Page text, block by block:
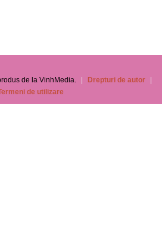
de la VinhMedia. Drepturi de autor
de utilizare